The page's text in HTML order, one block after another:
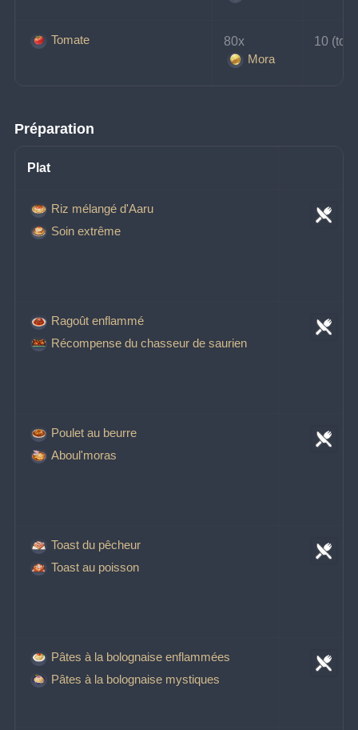
Tomate
80x
Mora
10
Préparation
Plat
Riz mélangé d'Aaru
Soin extrême
Ragoût enflammé
Récompense du chasseur de saurien
Poulet au beurre
Aboul'moras
Toast du pêcheur
Toast au poisson
Pâtes à la bolognaise enflammées
Pâtes à la bolognaise mystiques